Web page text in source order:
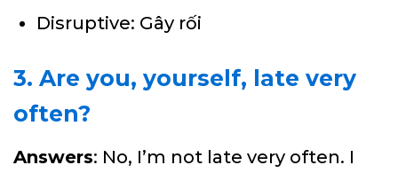
Disruptive: Gây rối
3. Are you, yourself, late very
often?
Answers: No, I’m not late very often. I